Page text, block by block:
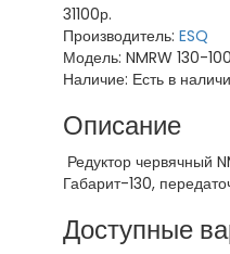
31100р.
Производитель: ESQ
Модель: NMRW 130-100
Наличие: Есть в
Описание
Редуктор червячный
Габарит-130,
Доступные